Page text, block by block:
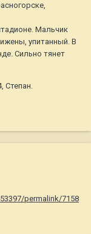
Мальчик
упитанный. В
Сильно тянет
Степан.
permalink/7158